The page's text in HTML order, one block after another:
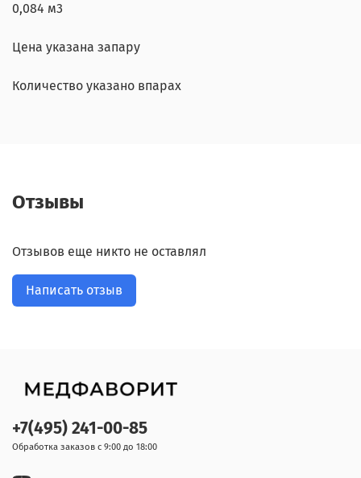
0,084 м3
Цена указана запару
Количество указано впарах
Отзывы
Отзывов еще никто не оставлял
Написать отзыв
+7(495) 241-00-85
Обработка заказов с 9:00 до 18:00